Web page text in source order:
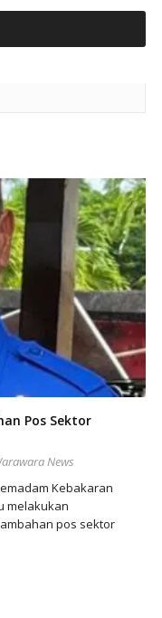
Pos Sektor
News
Kebakaran
melakukan
pos sektor